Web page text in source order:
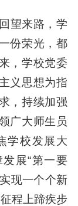
望来路，学
份荣光，都
，学校党委
义思想为指
，持续加强
广大师生员
学校发展大
展“第一要
现一个个新
程上蹄疾步